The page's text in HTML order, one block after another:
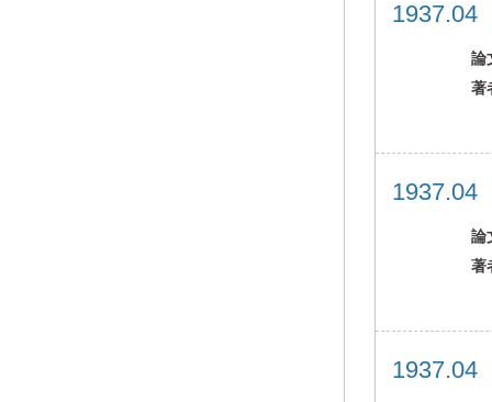
論
著
論
著